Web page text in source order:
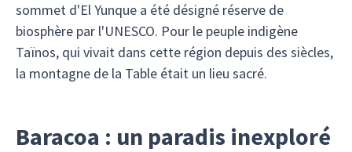
sommet d'El Yunque a été désigné réserve de
biosphère par l'UNESCO. Pour le peuple indigène
Taïnos, qui vivait dans cette région depuis des siècles,
la montagne de la Table était un lieu sacré.
Baracoa : un paradis inexploré